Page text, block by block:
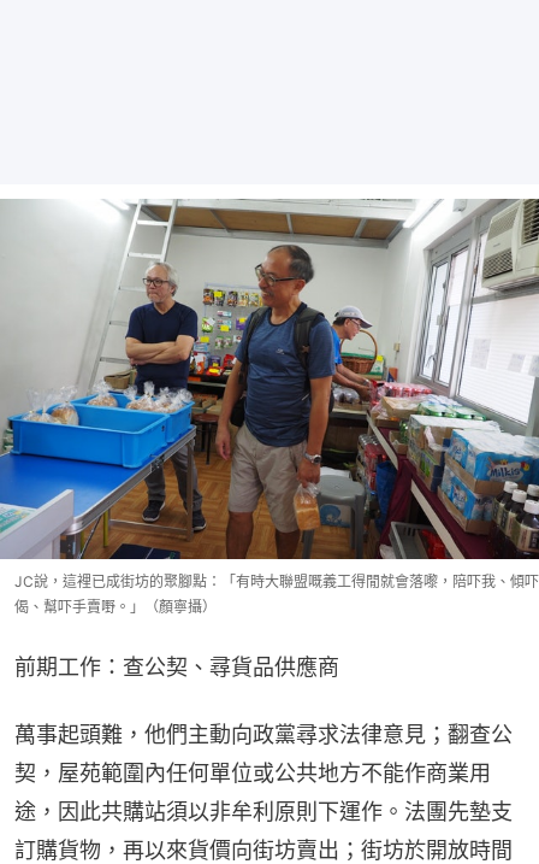
JC說，這裡已成街坊的聚腳點：「有時大聯盟嘅義工得閒就會落嚟，陪吓我、傾吓
偈、幫吓手賣嘢。」（顏寧攝）
前期工作：查公契、尋貨品供應商
萬事起頭難，他們主動向政黨尋求法律意見；翻查公
契，屋苑範圍內任何單位或公共地方不能作商業用
途，因此共購站須以非牟利原則下運作。法團先墊支
訂購貨物，再以來貨價向街坊賣出；街坊於開放時間